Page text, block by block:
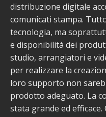
distribuzione digitale
comunicati stampa.
tecnologia, ma
e disponibilità dei
studio, arrangiatori e
per realizzare la
loro supporto non
prodotto adeguato. La
stata grande ed